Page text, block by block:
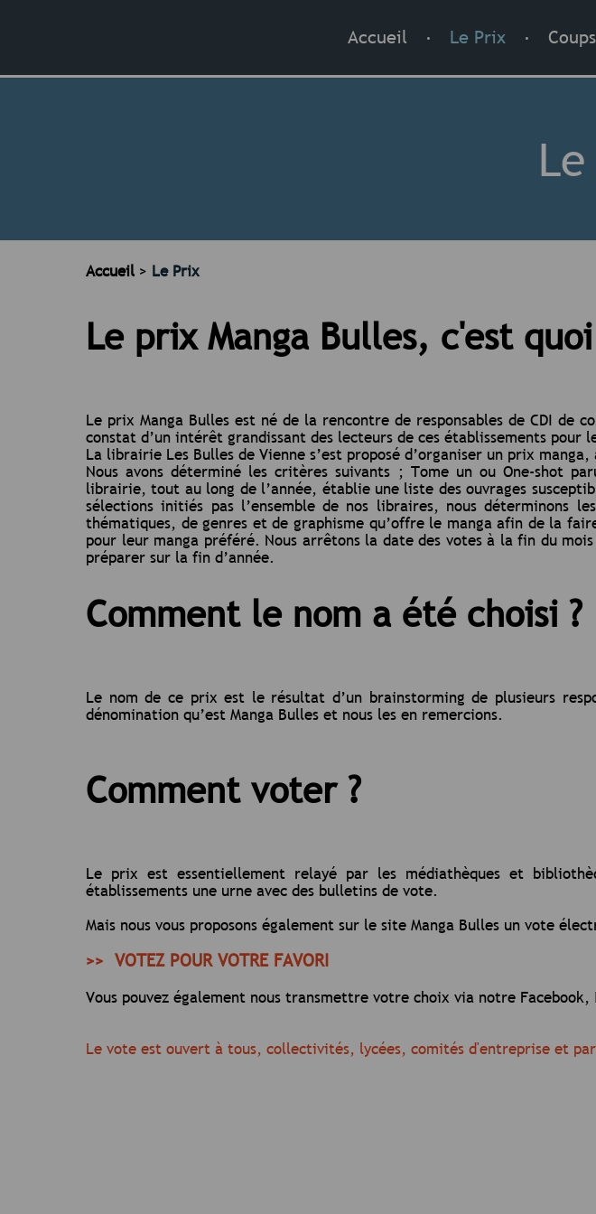
Accueil . Le Prix .
Accueil > Le Prix
Le prix Manga Bulles, c'est quoi
Le prix Manga Bulles est né de la rencontre de responsables de CDI
constat d’un intérêt grandissant des lecteurs de ces établissements pour
La librairie Les Bulles de Vienne s’est proposé d’organiser un prix
Nous avons déterminé les critères suivants ; Tome un ou One-shot
librairie, tout au long de l’année, établie une liste des ouvrages
sélections initiés pas l’ensemble de nos libraires, nous déterminons
thématiques, de genres et de graphisme qu’offre le manga afin de la
pour leur manga préféré. Nous arrêtons la date des votes à la fin du
préparer sur la fin d’année.
Comment le nom a été choisi ?
Le nom de ce prix est le résultat d’un brainstorming de plusieurs
dénomination qu’est Manga Bulles et nous les en remercions.
Comment voter ?
Le prix est essentiellement relayé par les médiathèques et
établissements une urne avec des bulletins de vote.
Mais nous vous proposons également sur le site Manga Bulles un vote
>> VOTEZ POUR VOTRE FAVORI
Vous pouvez également nous transmettre votre choix via notre
Le vote est ouvert à tous, collectivités, lycées, comités d'entreprise et